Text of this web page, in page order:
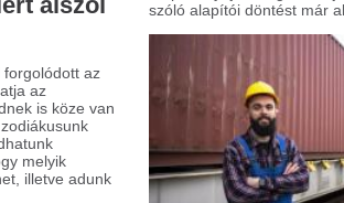
tárolóegységeket biztonságosan elhelyezni.
Ezek nemcsak a szállítmányozás
célokra is felhasználják őket, például
raktárként is gyakran szolgálnak.